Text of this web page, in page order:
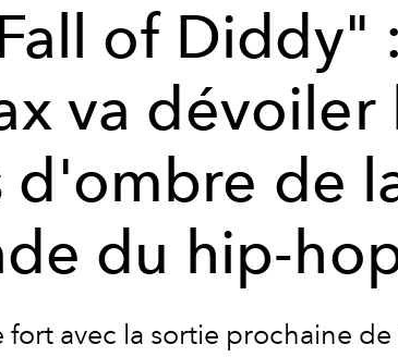
of Diddy" :
va dévoiler
d'ombre de
du hip-
fort avec la sortie prochaine de